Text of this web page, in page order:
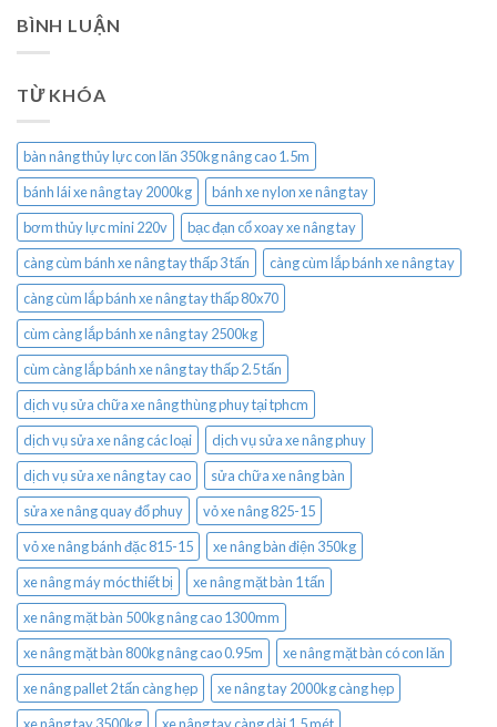
BÌNH LUẬN
TỪ KHÓA
bàn nâng thủy lực con lăn 350kg nâng cao 1.5m
bánh lái xe nâng tay 2000kg
bánh xe nylon xe nâng tay
bơm thủy lực mini 220v
bạc đạn cổ xoay xe nâng tay
càng cùm bánh xe nâng tay thấp 3 tấn
càng cùm lắp bánh xe nâng tay
càng cùm lắp bánh xe nâng tay thấp 80x70
cùm càng lắp bánh xe nâng tay 2500kg
cùm càng lắp bánh xe nâng tay thấp 2.5 tấn
dịch vụ sửa chữa xe nâng thùng phuy tại tphcm
dịch vụ sửa xe nâng các loại
dịch vụ sửa xe nâng phuy
dịch vụ sửa xe nâng tay cao
sửa chữa xe nâng bàn
sửa xe nâng quay đổ phuy
vỏ xe nâng 825-15
vỏ xe nâng bánh đặc 815-15
xe nâng bàn điện 350kg
xe nâng máy móc thiết bị
xe nâng mặt bàn 1 tấn
xe nâng mặt bàn 500kg nâng cao 1300mm
xe nâng mặt bàn 800kg nâng cao 0.95m
xe nâng mặt bàn có con lăn
xe nâng pallet 2 tấn càng hẹp
xe nâng tay 2000kg càng hẹp